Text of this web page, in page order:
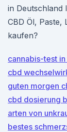
in Deutschland
CBD Öl,
kaufen?
cannabis-test
cbd
guten morgen
cbd dosierung
arten von
bestes